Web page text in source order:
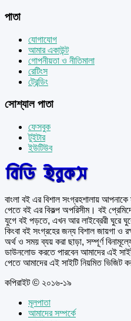
পাতা
যোগাযোগ
আমার একাউন্ট
গোপনীয়তা ও নীতিমালা
রেটিংস
ট্রেন্ডিং
সোশ্যাল পাতা
ফেসবুক
টুইটার
ইউটিউব
বাংলা বই এর বিশাল সংগ্রহশালায়
পেতে বই এর বিকল্প অপরিসীম। বই
যুগে বই পড়তে, এখন আর লাইব্রেরী ঘুরে
কিংবা বই সংগ্রহের জন্য বিশাল জায়গা ও
অর্থ ও সময় ব্যয় করা ছাড়া, সম্পূর্ণ
ডাউনলোড করতে পারবেন আমাদের এই
পেতে আমাদের এই সাইটি নিয়মিত ভিজিট
কপিরাইট © ২০১৬-১৯
মূলপাতা
আমাদের সম্পর্কে